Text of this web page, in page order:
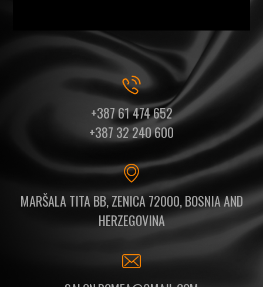
+387 61 474 652
+387 32 240 600
MARŠALA TITA BB, ZENICA 72000, BOSNIA AND
HERZEGOVINA